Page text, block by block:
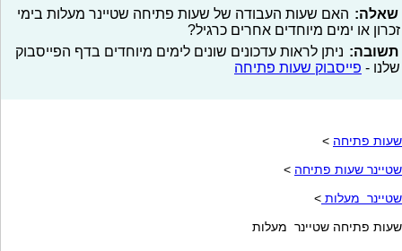
שאלה: האם שעות העבודה של שעות פתיחה שטיינר מעלות בימי
זכרון או ימים מיוחדים אחרים כרגיל?
תשובה: ניתן לראות עדכונים שונים לימים מיוחדים בדף הפייסבוק
שלנו - פייסבוק שעות פתיחה
שעות פתיחה >
שטיינר שעות פתיחה >
שטיינר מעלות >
שעות פתיחה שטיינר מעלות